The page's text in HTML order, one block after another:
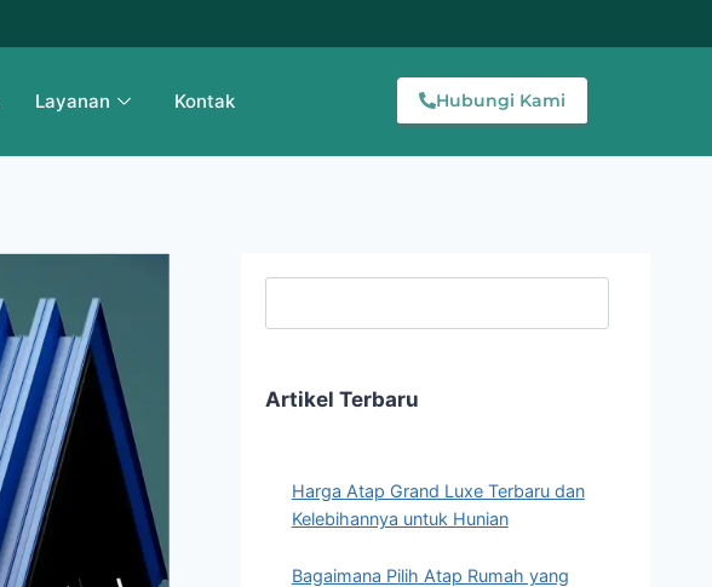
Layanan Kontak Hubungi Kami
Artikel Terbaru
Harga Atap Grand Luxe Terbaru dan
Kelebihannya untuk Hunian
Bagaimana Pilih Atap Rumah yang